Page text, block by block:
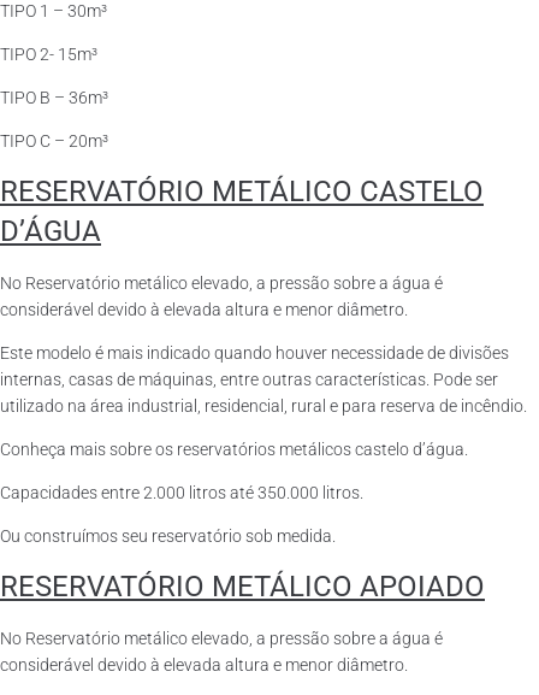
TIPO 1 – 30m³
TIPO 2- 15m³
TIPO B – 36m³
TIPO C – 20m³
RESERVATÓRIO METÁLICO CASTELO
D’ÁGUA
No Reservatório metálico elevado, a pressão sobre a água é
considerável devido à elevada altura e menor diâmetro.
Este modelo é mais indicado quando houver necessidade de divisões
internas, casas de máquinas, entre outras características. Pode ser
utilizado na área industrial, residencial, rural e para reserva de incêndio.
Conheça mais sobre os reservatórios metálicos castelo d’água.
Capacidades entre 2.000 litros até 350.000 litros.
Ou construímos seu reservatório sob medida.
RESERVATÓRIO METÁLICO APOIADO
No Reservatório metálico elevado, a pressão sobre a água é
considerável devido à elevada altura e menor diâmetro.